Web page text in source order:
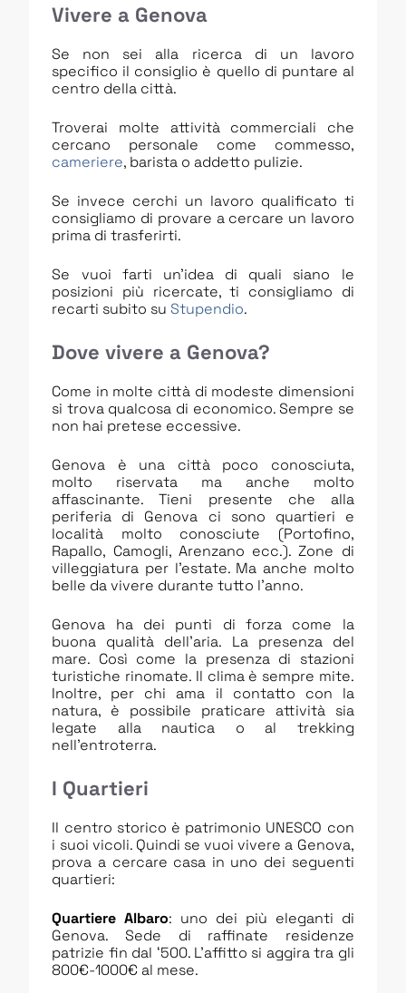
Vivere a Genova
Se non sei alla ricerca di un lavoro
specifico il consiglio è quello di puntare al
centro della città.
Troverai molte attività commerciali che
cercano personale come commesso,
cameriere, barista o addetto pulizie.
Se invece cerchi un lavoro qualificato ti
consigliamo di provare a cercare un lavoro
prima di trasferirti.
Se vuoi farti un’idea di quali siano le
posizioni più ricercate, ti consigliamo di
recarti subito suStupendio.
Dove vivere a Genova?
Come in molte città di modeste dimensioni
si trova qualcosa di economico. Sempre se
non hai pretese eccessive.
Genova è una città poco conosciuta,
molto riservata ma anche molto
affascinante. Tieni presente che alla
periferia di Genova ci sono quartieri e
località molto conosciute (Portofino,
Rapallo, Camogli, Arenzano ecc.). Zone di
villeggiatura per l’estate. Ma anche molto
belle da vivere durante tutto l’anno.
Genova ha dei punti di forza come la
buona qualità dell’aria. La presenza del
mare. Così come la presenza di stazioni
turistiche rinomate. Il clima è sempre mite.
Inoltre, per chi ama il contatto con la
natura, è possibile praticare attività sia
legate alla nautica o al trekking
nell’entroterra.
I Quartieri
Il centro storico è patrimonio UNESCO con
i suoi vicoli. Quindi se vuoi vivere a Genova,
prova a cercare casa in uno dei seguenti
quartieri:
Quartiere Albaro: uno dei più eleganti di
Genova. Sede di raffinate residenze
patrizie fin dal ‘500. L’affitto si aggira tra gli
800€-1000€ al mese.